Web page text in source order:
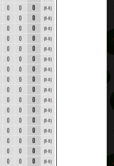
0 0 0 (0-0)
0 0 0 (0-0)
0 0 0 (0-0)
0 0 0 (0-0)
0 0 0 (0-0)
0 0 0 (0-0)
0 0 0 (0-0)
0 0 0 (0-0)
0 0 0 (0-0)
0 0 0 (0-0)
0 0 0 (0-0)
0 0 0 (0-0)
0 0 0 (0-0)
0 0 0 (0-0)
0 0 0 (0-0)
0 0 0 (0-0)